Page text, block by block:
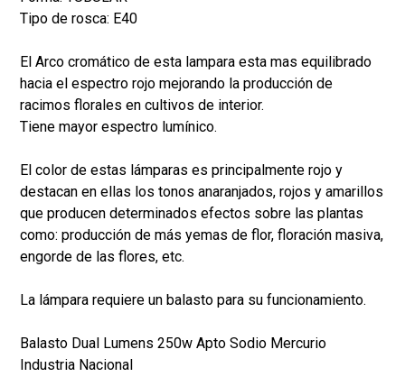
Tipo de rosca: E40
El Arco cromático de esta lampara esta mas equilibrado
hacia el espectro rojo mejorando la producción de
racimos florales en cultivos de interior.
Tiene mayor espectro lumínico.
El color de estas lámparas es principalmente rojo y
destacan en ellas los tonos anaranjados, rojos y amarillos
que producen determinados efectos sobre las plantas
como: producción de más yemas de flor, floración masiva,
engorde de las flores, etc.
La lámpara requiere un balasto para su funcionamiento.
Balasto Dual Lumens 250w Apto Sodio Mercurio
Industria Nacional